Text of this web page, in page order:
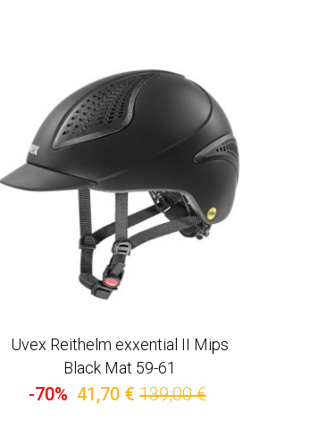
Uvex Reithelm exxential II Mips
Black Mat 59-61
-70% 41,70 € 139,00 €